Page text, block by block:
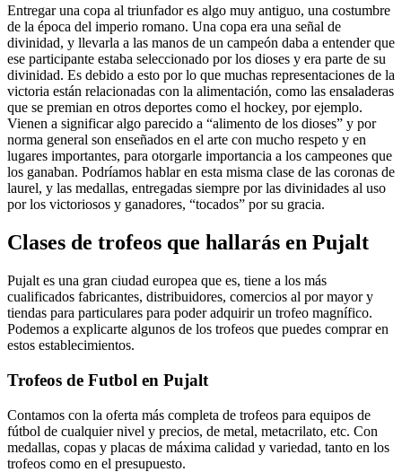
Entregar una copa al triunfador es algo muy antiguo, una costumbre
de la época del imperio romano. Una copa era una señal de
divinidad, y llevarla a las manos de un campeón daba a entender que
ese participante estaba seleccionado por los dioses y era parte de su
divinidad. Es debido a esto por lo que muchas representaciones de la
victoria están relacionadas con la alimentación, como las ensaladeras
que se premian en otros deportes como el hockey, por ejemplo.
Vienen a significar algo parecido a “alimento de los dioses” y por
norma general son enseñados en el arte con mucho respeto y en
lugares importantes, para otorgarle importancia a los campeones que
los ganaban. Podríamos hablar en esta misma clase de las coronas de
laurel, y las medallas, entregadas siempre por las divinidades al uso
por los victoriosos y ganadores, “tocados” por su gracia.
Clases de trofeos que hallarás en Pujalt
Pujalt es una gran ciudad europea que es, tiene a los más
cualificados fabricantes, distribuidores, comercios al por mayor y
tiendas para particulares para poder adquirir un trofeo magnífico.
Podemos a explicarte algunos de los trofeos que puedes comprar en
estos establecimientos.
Trofeos de Futbol en Pujalt
Contamos con la oferta más completa de trofeos para equipos de
fútbol de cualquier nivel y precios, de metal, metacrilato, etc. Con
medallas, copas y placas de máxima calidad y variedad, tanto en los
trofeos como en el presupuesto.